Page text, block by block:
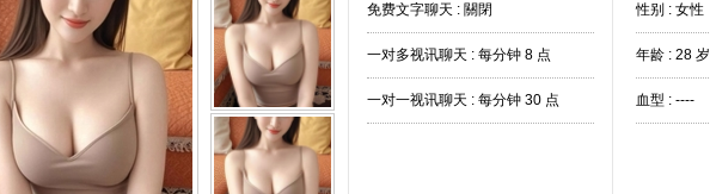
免费文字聊天 : 關閉
一对多视讯聊天 : 每分钟 8 点
一对一视讯聊天 : 每分钟 30 点
性别 : 女性
年龄 : 28 岁
血型 : ----